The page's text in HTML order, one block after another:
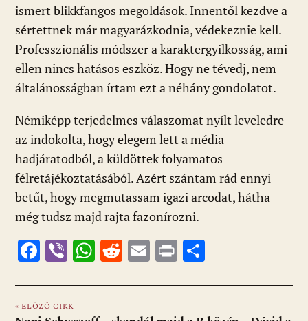
ismert blikkfangos megoldások. Innentől kezdve a
sértettnek már magyarázkodnia, védekeznie kell.
Professzionális módszer a karaktergyilkosság, ami
ellen nincs hatásos eszköz. Hogy ne tévedj, nem
általánosságban írtam ezt a néhány gondolatot.
Némiképp terjedelmes válaszomat nyílt leveledre
az indokolta, hogy elegem lett a média
hadjáratodból, a küldöttek folyamatos
félretájékoztatásából. Azért szántam rád ennyi
betűt, hogy megmutassam igazi arcodat, hátha
még tudsz majd rajta fazonírozni.
F
e
Vi
er
W
at
R
d
E
ai
Pr
t za
« ELŐZŐ CIKK